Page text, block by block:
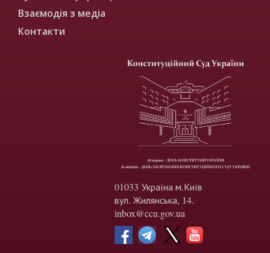
Взаємодія з медіа
Контакти
01033 Україна м.Київ
вул. Жилянська, 14.
inbox@ccu.gov.ua